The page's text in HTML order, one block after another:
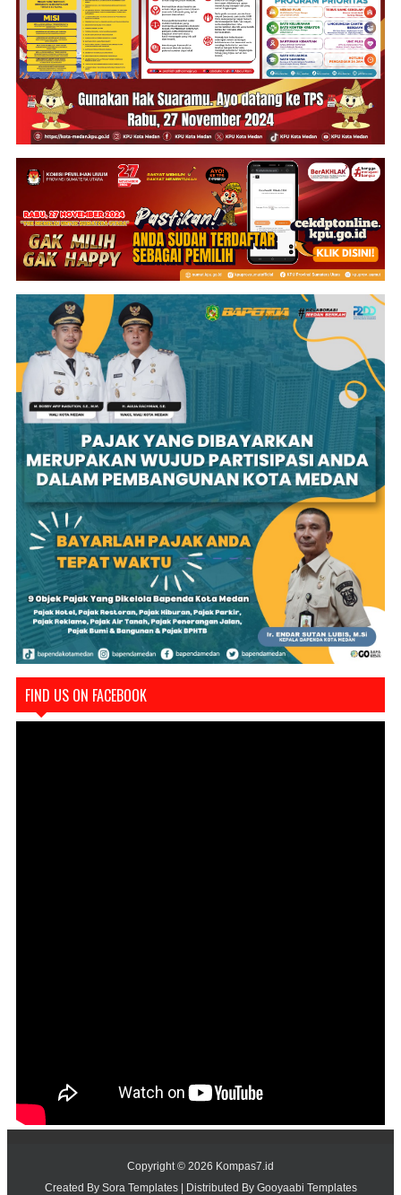
FIND US ON FACEBOOK
Copyright © 2026 Kompas7.id
Created By Sora Templates| Distributed By Gooyaabi Templates